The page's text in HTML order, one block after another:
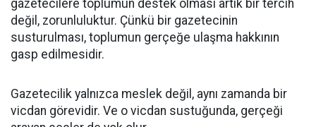
gazetecilere toplumun destek olması artık bir tercih
değil, zorunluluktur. Çünkü bir gazetecinin
susturulması, toplumun gerçeğe ulaşma hakkının
gasp edilmesidir.
Gazetecilik yalnızca meslek değil, aynı zamanda bir
vicdan görevidir. Ve o vicdan sustuğunda, gerçeği